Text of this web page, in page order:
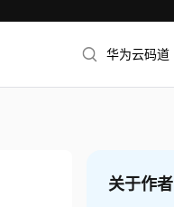
华为云码道
关于作者